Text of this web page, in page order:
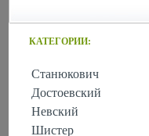
КАТЕГОРИИ:
Станюкович
Достоевский
Невский
Шистер